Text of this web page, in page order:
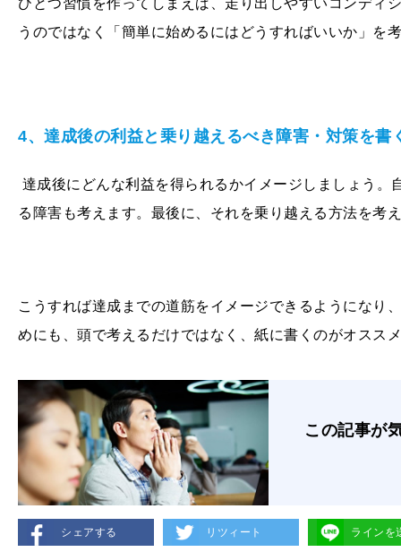
うのではなく「簡単に始めるにはどうすればいいか」を
4、達成後の利益と乗り越えるべき障害・対策を書
達成後にどんな利益を得られるかイメージしましょう
る障害も考えます。最後に、それを乗り越える方法を考
こうすれば達成までの道筋をイメージできるようになり
めにも、頭で考えるだけではなく、紙に書くのがオスス
この記事が
シェアする リツィート ラインを